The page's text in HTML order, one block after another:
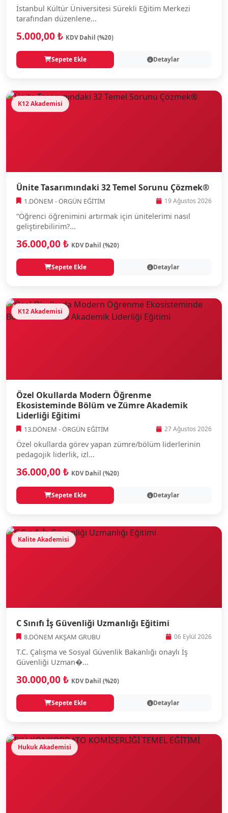
İstanbul Kültür Üniversitesi Sürekli Eğitim Merkezi
tarafından düzenlene...
5.000,00 ₺ KDV Dahil (%20)
Sepete Ekle Detaylar
K12 Akademisi
Ünite Tasarımındaki 32 Temel Sorunu Çözmek®
1.DÖNEM - ÖRGÜN EĞİTİM 19 Ağustos 2026
“Öğrenci öğrenimini artırmak için ünitelerimi nasıl
geliştirebilirim?...
36.000,00 ₺ KDV Dahil (%20)
Sepete Ekle Detaylar
K12 Akademisi
Özel Okullarda Modern Öğrenme
Ekosisteminde Bölüm ve Zümre Akademik
Liderliği Eğitimi
13.DÖNEM - ÖRGÜN EĞİTİM 27 Ağustos 2026
Özel okullarda görev yapan zümre/bölüm liderlerinin
pedagojik liderlik, izl...
36.000,00 ₺ KDV Dahil (%20)
Sepete Ekle Detaylar
Kalite Akademisi
C Sınıfı İş Güvenliği Uzmanlığı Eğitimi
8.DÖNEM AKŞAM GRUBU 06 Eylül 2026
T.C. Çalışma ve Sosyal Güvenlik Bakanlığı onaylı İş
Güvenliği Uzman�...
30.000,00 ₺ KDV Dahil (%20)
Sepete Ekle Detaylar
Hukuk Akademisi